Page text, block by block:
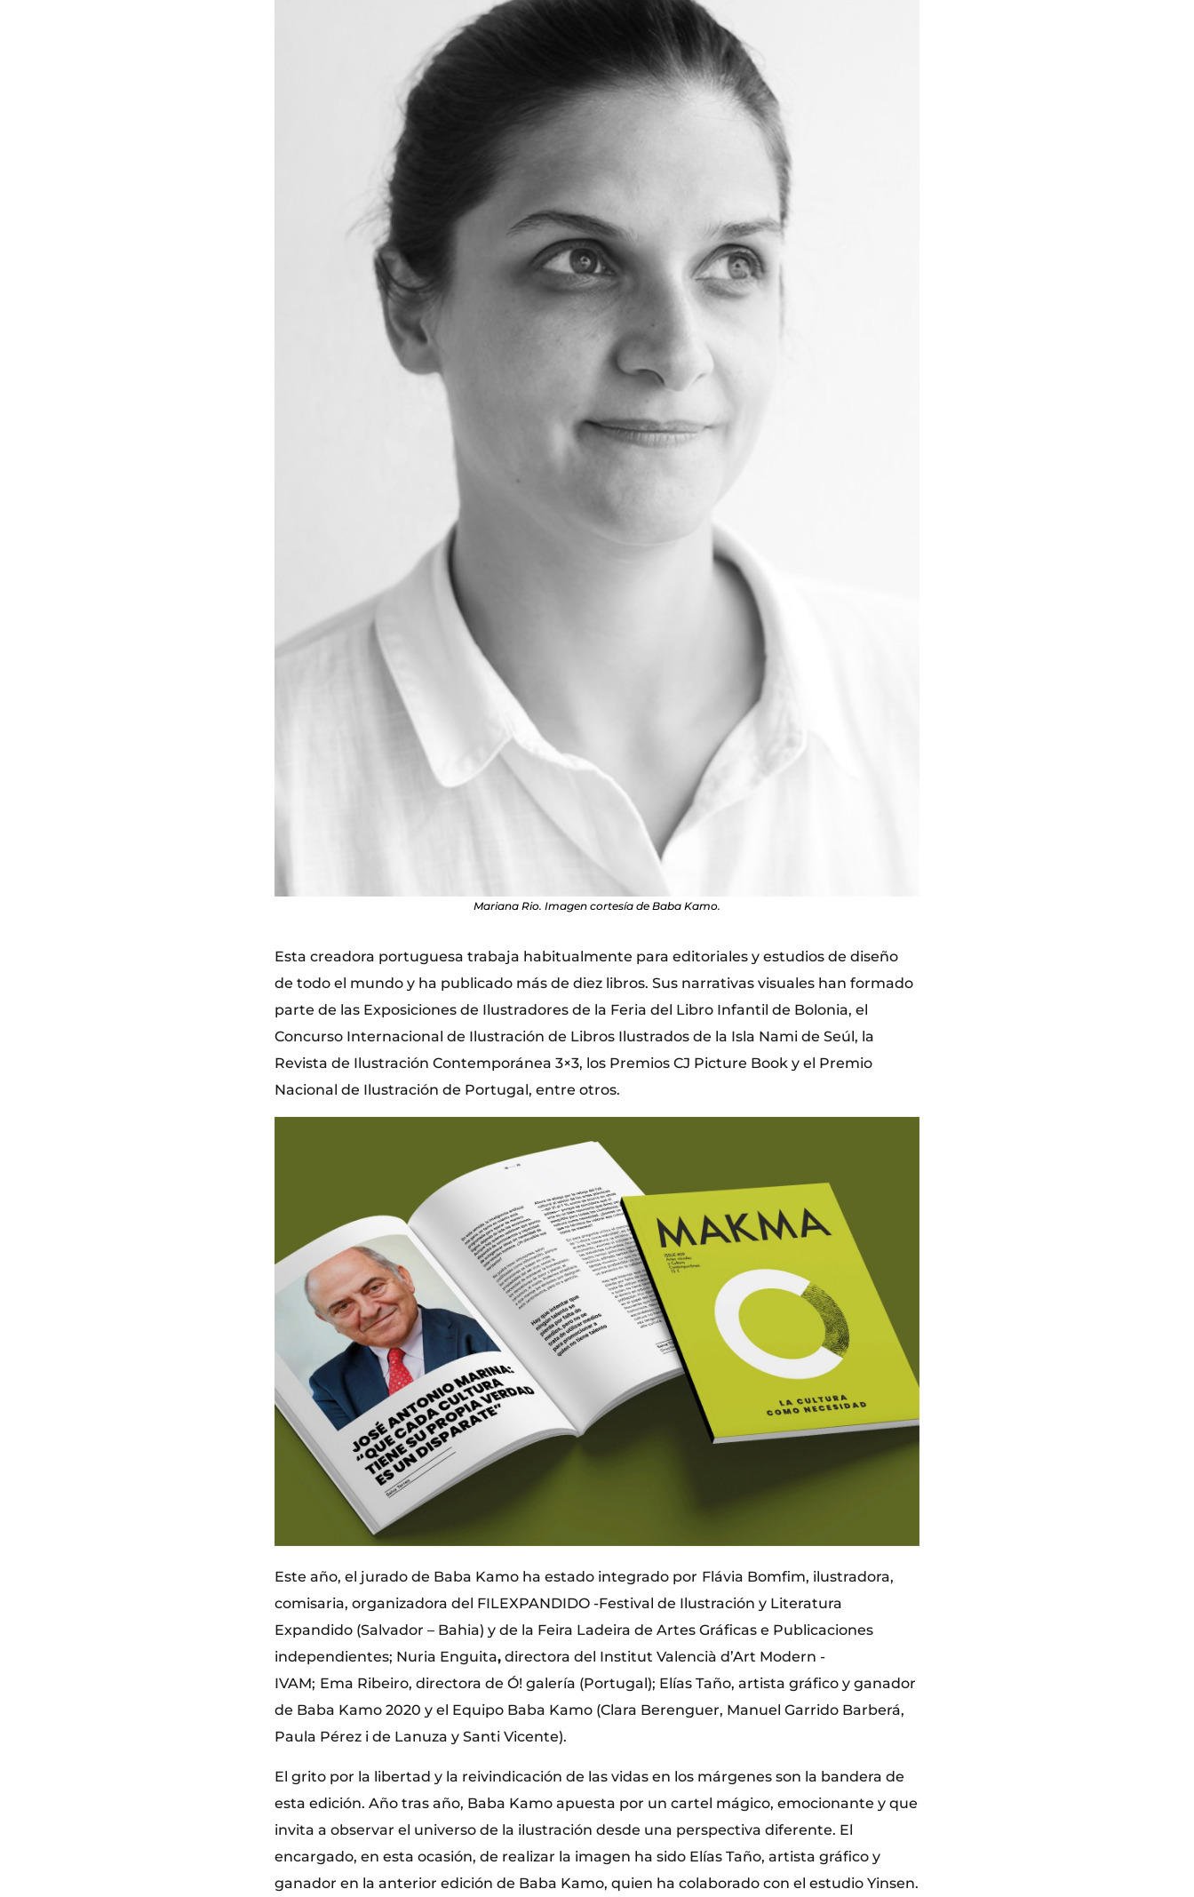
Mariana Rio. Imagen cortesía de Baba Kamo.
Esta creadora portuguesa trabaja habitualmente para editoriales y estudios de diseño
de todo el mundo y ha publicado más de diez libros. Sus narrativas visuales han formado
parte de las Exposiciones de Ilustradores de la Feria del Libro Infantil de Bolonia, el
Concurso Internacional de Ilustración de Libros Ilustrados de la Isla Nami de Seúl, la
Revista de Ilustración Contemporánea 3×3, los Premios CJ Picture Book y el Premio
Nacional de Ilustración de Portugal, entre otros.
Este año, el jurado de Baba Kamo ha estado integrado por Flávia Bomfim, ilustradora,
comisaria, organizadora del FILEXPANDIDO -Festival de Ilustración y Literatura
Expandido (Salvador – Bahia) y de la Feira Ladeira de Artes Gráficas e Publicaciones
independientes; Nuria Enguita, directora del Institut Valencià d’Art Modern -
IVAM; Ema Ribeiro, directora de Ó! galería (Portugal); Elías Taño, artista gráfico y ganador
de Baba Kamo 2020 y el Equipo Baba Kamo (Clara Berenguer, Manuel Garrido Barberá,
Paula Pérez i de Lanuza y Santi Vicente).
El grito por la libertad y la reivindicación de las vidas en los márgenes son la bandera de
esta edición. Año tras año, Baba Kamo apuesta por un cartel mágico, emocionante y que
invita a observar el universo de la ilustración desde una perspectiva diferente. El
encargado, en esta ocasión, de realizar la imagen ha sido Elías Taño, artista gráfico y
ganador en la anterior edición de Baba Kamo, quien ha colaborado con el estudio Yinsen.